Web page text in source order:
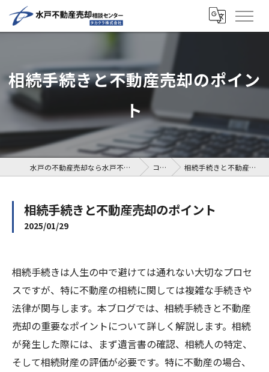
相続手続きと不動産売却のポイン
ト
水戸の不動産売却なら水戸不動産売却相談センター コラム 相続手続きと不動産売却のポイント
相続手続きと不動産売却のポイント
2025/01/29
相続手続きは人生の中で避けては通れない大切なプロセ
スですが、特に不動産の相続に関しては複雑な手続きや
法律が関与します。本ブログでは、相続手続きと不動産
売却の重要なポイントについて詳しく解説します。相続
が発生した際には、まず遺言書の確認、相続人の特定、
そして相続財産の評価が必要です。特に不動産の場合、